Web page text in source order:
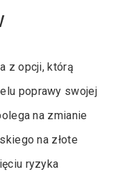
z opcji, którą
poprawy swojej
na zmianie
na złote
ryzyka